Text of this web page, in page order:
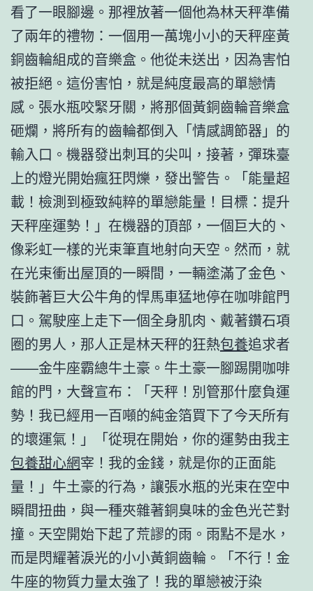
看了一眼腳邊。那裡放著一個他為林天秤準備
了兩年的禮物：一個用一萬塊小小的天秤座黃
銅齒輪組成的音樂盒。他從未送出，因為害怕
被拒絕。這份害怕，就是純度最高的單戀情
感。張水瓶咬緊牙關，將那個黃銅齒輪音樂盒
砸爛，將所有的齒輪都倒入「情感調節器」的
輸入口。機器發出刺耳的尖叫，接著，彈珠臺
上的燈光開始瘋狂閃爍，發出警告。「能量超
載！檢測到極致純粹的單戀能量！目標：提升
天秤座運勢！」在機器的頂部，一個巨大的、
像彩虹一樣的光束筆直地射向天空。然而，就
在光束衝出屋頂的一瞬間，一輛塗滿了金色、
裝飾著巨大公牛角的悍馬車猛地停在咖啡館門
口。駕駛座上走下一個全身肌肉、戴著鑽石項
圈的男人，那人正是林天秤的狂熱包養追求者
——金牛座霸總牛土豪。牛土豪一腳踢開咖啡
館的門，大聲宣布：「天秤！別管那什麼負運
勢！我已經用一百噸的純金箔買下了今天所有
的壞運氣！」「從現在開始，你的運勢由我主
包養甜心網宰！我的金錢，就是你的正面能
量！」牛土豪的行為，讓張水瓶的光束在空中
瞬間扭曲，與一種夾雜著銅臭味的金色光芒對
撞。天空開始下起了荒謬的雨。雨點不是水，
而是閃耀著淚光的小小黃銅齒輪。「不行！金
牛座的物質力量太強了！我的單戀被汙染